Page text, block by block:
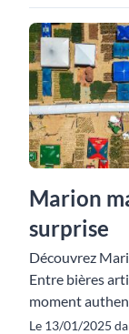
Marion
surprise
Découvrez
Entre bières
moment
Le 13/01/2025